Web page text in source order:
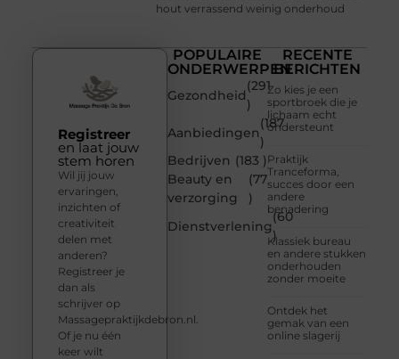
hout verrassend weinig onderhoud
POPULAIRE
ONDERWERPEN
Gezondheid
(291
)
Aanbiedingen
(187
)
Bedrijven (183 )
Beauty en
verzorging
(77
)
Dienstverlening
(60
)
RECENTE
BERICHTEN
Zo kies je een
sportbroek die je
lichaam echt
ondersteunt
Praktijk
Tranceforma,
succes door een
andere
benadering
Klassiek bureau
en andere stukken
onderhouden
zonder moeite
Ontdek het
gemak van een
online slagerij
Registreer
en laat jouw
stem horen
Wil jij jouw
ervaringen,
inzichten of
creativiteit
delen met
anderen?
Registreer je
dan als
schrijver op
Massagepraktijkdebron.nl.
Of je nu één
keer wilt